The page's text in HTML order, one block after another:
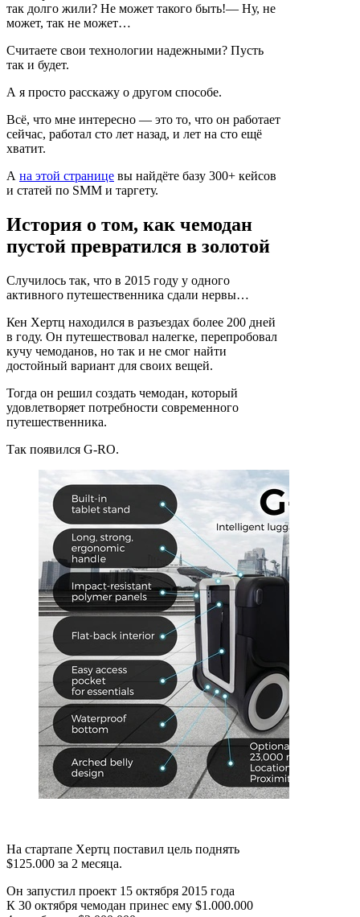
так долго жили? Не может такого быть!— Ну, не
может, так не может…
Считаете свои технологии надежными? Пусть
так и будет.
А я просто расскажу о другом способе.
Всё, что мне интересно — это то, что он работает
сейчас, работал сто лет назад, и лет на сто ещё
хватит.
А на этой странице вы найдёте базу 300+ кейсов
и статей по SMM и таргету.
История о том, как чемодан
пустой превратился в золотой
Случилось так, что в 2015 году у одного
активного путешественника сдали нервы…
Кен Хертц находился в разъездах более 200 дней
в году. Он путешествовал налегке, перепробовал
кучу чемоданов, но так и не смог найти
достойный вариант для своих вещей.
Тогда он решил создать чемодан, который
удовлетворяет потребности современного
путешественника.
Так появился G-RO.
На стартапе Хертц поставил цель поднять
$125.000 за 2 месяца.
Он запустил проект 15 октября 2015 года
К 30 октября чемодан принес ему $1.000.000